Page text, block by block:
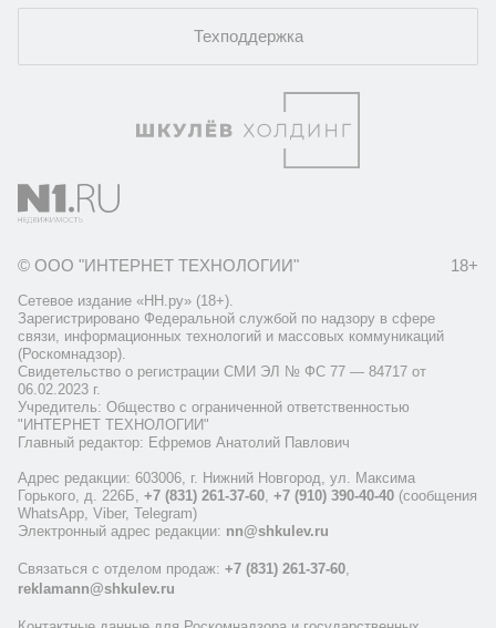
Техподдержка
© ООО "ИНТЕРНЕТ ТЕХНОЛОГИИ" 18+
Сетевое издание «НН.ру» (18+).
Зарегистрировано Федеральной службой по надзору в сфере
связи, информационных технологий и массовых коммуникаций
(Роскомнадзор).
Свидетельство о регистрации СМИ ЭЛ № ФС 77 — 84717 от
06.02.2023 г.
Учредитель: Общество с ограниченной ответственностью
"ИНТЕРНЕТ ТЕХНОЛОГИИ"
Главный редактор: Ефремов Анатолий Павлович
Адрес редакции: 603006, г. Нижний Новгород, ул. Максима
Горького, д. 226Б, +7 (831) 261-37-60, +7 (910) 390-40-40 (сообщения
WhatsApp, Viber, Telegram)
Электронный адрес редакции: nn@shkulev.ru
Связаться с отделом продаж: +7 (831) 261-37-60,
reklamann@shkulev.ru